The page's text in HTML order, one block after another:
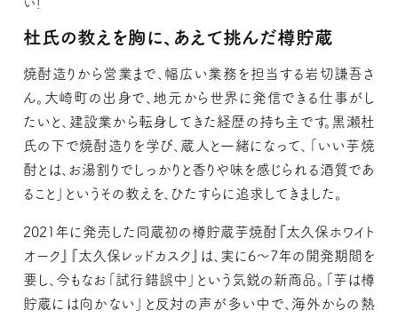
い！
杜氏の教えを胸に、あえて挑んだ樽貯蔵
焼酎造りから営業まで、幅広い業務を担当する岩切謙吾さ
ん。大崎町の出身で、地元から世界に発信できる仕事がし
たいと、建設業から転身してきた経歴の持ち主です。黒瀬杜
氏の下で焼酎造りを学び、蔵人と一緒になって、「いい芋焼
酎とは、お湯割りでしっかりと香りや味を感じられる酒質であ
ること」というその教えを、ひたすらに追求してきました。
2021年に発売した同蔵初の樽貯蔵芋焼酎『太久保ホワイト
オーク』『太久保レッドカスク』は、実に6〜7年の開発期間を
要し、今もなお「試行錯誤中」という気鋭の新商品。「芋は樽
貯蔵には向かない」と反対の声が多い中で、海外からの熱